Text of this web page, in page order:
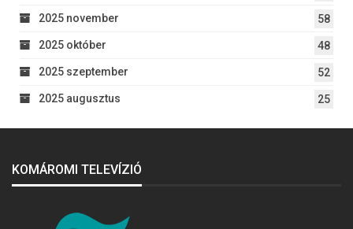
2025 november 58
2025 október 48
2025 szeptember 52
2025 augusztus 25
KOMÁROMI TELEVÍZIÓ